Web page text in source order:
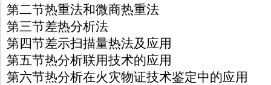
第二节热重法和微商热重法
第三节差热分析法
第四节差示扫描量热法及应用
第五节热分析联用技术的应用
第六节热分析在火灾物证技术鉴定中的应用